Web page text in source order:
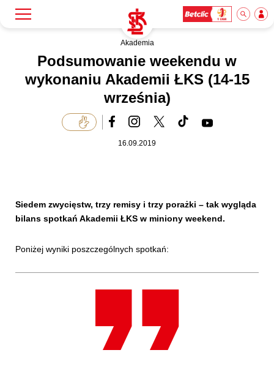
Biznes
Akademia
Podsumowanie weekendu w
wykonaniu Akademii ŁKS (14-15
września)
16.09.2019
Siedem zwycięstw, trzy remisy i trzy porażki – tak wygląda
bilans spotkań Akademii ŁKS w miniony weekend.
Poniżej wyniki poszczególnych spotkań: